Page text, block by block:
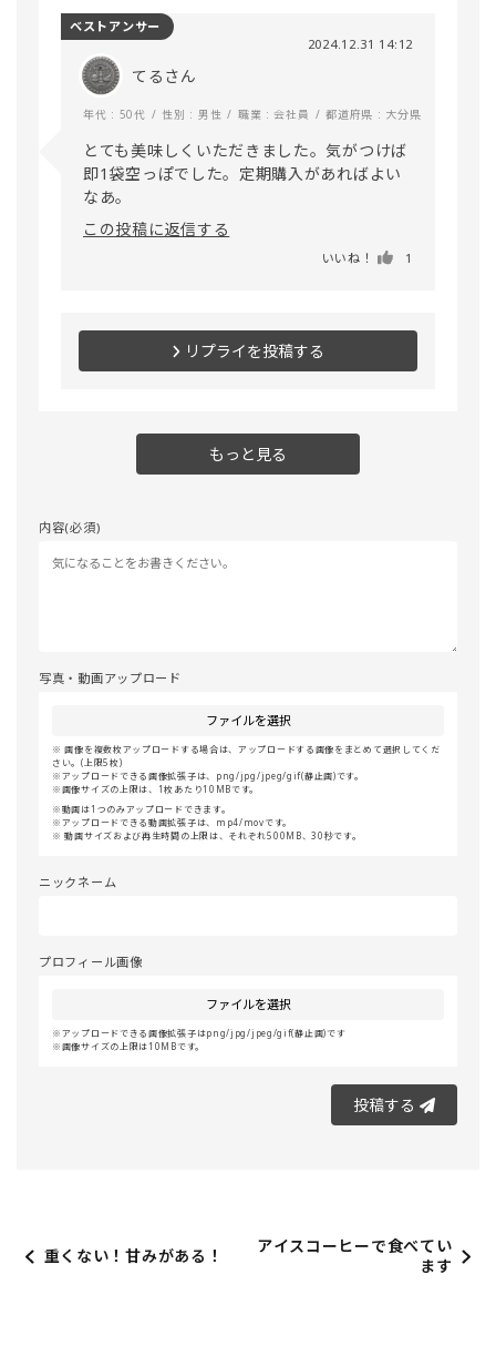
2024.12.31 14:12
てるさん
年代 : 50代 性別 : 男性 職業 : 会社員 都道府県 : 大分県
とても美味しくいただきました。気がつけば
即1袋空っぽでした。定期購入があればよい
なあ。
この投稿に返信する
いいね！ 1
ベストアンサー
リプライを投稿する
もっと見る
内容(必須)
写真・動画アップロード
ファイルを選択
画像を複数枚アップロードする場合は、アップロードする画像をまとめて選択してくだ
さい。(上限5枚)
アップロードできる画像拡張子は、png/jpg/jpeg/gif(静止画)です。
画像サイズの上限は、1枚あたり10MBです。
動画は1つのみアップロードできます。
アップロードできる動画拡張子は、mp4/movです。
動画サイズおよび再生時間の上限は、それぞれ500MB、30秒です。
ニックネーム
プロフィール画像
ファイルを選択
アップロードできる画像拡張子はpng/jpg/jpeg/gif(静止画)です
画像サイズの上限は10MBです。
投稿する
重くない！甘みがある！
アイスコーヒーで食べてい
ます